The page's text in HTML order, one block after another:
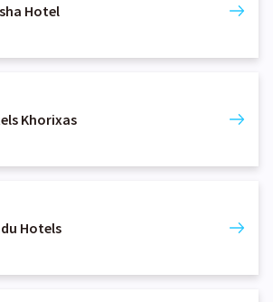
Hotel
Khorixas
Hotels